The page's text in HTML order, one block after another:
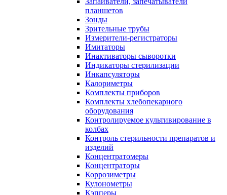
планшетов
Зонды
Зрительные трубы
Измерители-регистраторы
Имитаторы
Инактиваторы сыворотки
Индикаторы стерилизации
Инкапсуляторы
Калориметры
Комплекты приборов
Комплекты хлебопекарного
оборудования
Контролируемое культивирование в
колбах
Контроль стерильности препаратов и
изделий
Концентратомеры
Концентраторы
Коррозиметры
Кулонометры
Кэпперы